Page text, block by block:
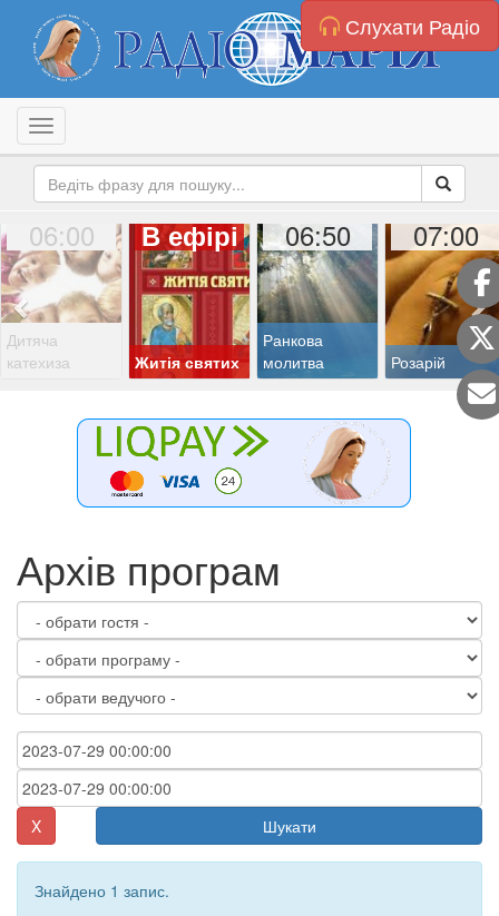
Слухати Радіо
Toggle navigation
06:00
Дитяча
катехиза
В ефірі
Житія святих
06:50
Ранкова
молитва
07:00
Розарій
Архів програм
X Шукати
Знайдено 1 запис.